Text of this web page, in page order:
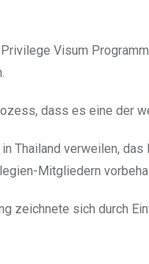
Visum
dass es eine der
Thailand verweilen,
Mitgliedern
zeichnete sich durch